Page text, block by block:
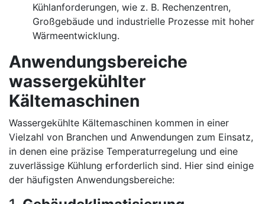
Kühlanforderungen, wie z. B. Rechenzentren,
Großgebäude und industrielle Prozesse mit hoher
Wärmeentwicklung.
Anwendungsbereiche
wassergekühlter
Kältemaschinen
Wassergekühlte Kältemaschinen kommen in einer
Vielzahl von Branchen und Anwendungen zum Einsatz,
in denen eine präzise Temperaturregelung und eine
zuverlässige Kühlung erforderlich sind. Hier sind einige
der häufigsten Anwendungsbereiche: